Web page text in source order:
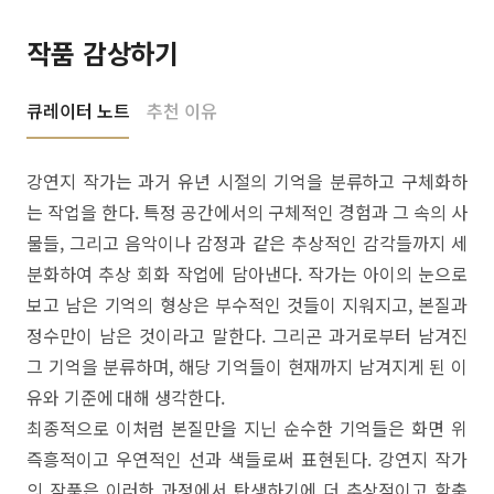
작품 감상하기
큐레이터 노트 추천 이유
강연지 작가는 과거 유년 시절의 기억을 분류하고 구체화하
는 작업을 한다. 특정 공간에서의 구체적인 경험과 그 속의 사
물들, 그리고 음악이나 감정과 같은 추상적인 감각들까지 세
분화하여 추상 회화 작업에 담아낸다. 작가는 아이의 눈으로
보고 남은 기억의 형상은 부수적인 것들이 지워지고, 본질과
정수만이 남은 것이라고 말한다. 그리곤 과거로부터 남겨진
그 기억을 분류하며, 해당 기억들이 현재까지 남겨지게 된 이
유와 기준에 대해 생각한다.
최종적으로 이처럼 본질만을 지닌 순수한 기억들은 화면 위
즉흥적이고 우연적인 선과 색들로써 표현된다. 강연지 작가